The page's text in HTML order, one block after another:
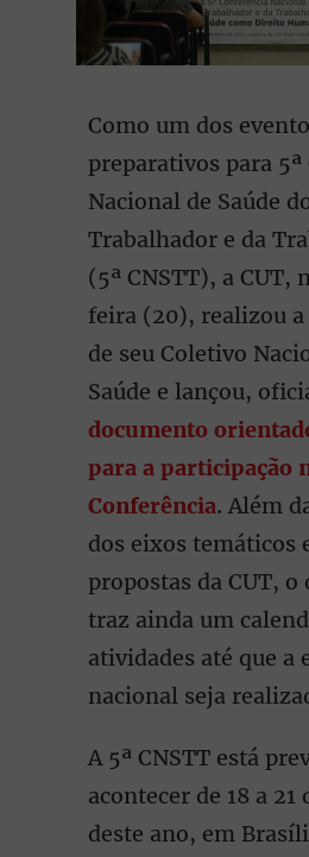
Como um dos
preparativos para
Nacional de Saúde
Trabalhador e da
(5ª CNSTT), a CUT,
feira (20), realizou a
de seu Coletivo
Saúde e lançou,
documento
para a participação
Conferência. Além
dos eixos temáticos
propostas da CUT, o
traz ainda um
atividades até que a
nacional seja
A 5ª CNSTT está
acontecer de 18 a 21
deste ano, em